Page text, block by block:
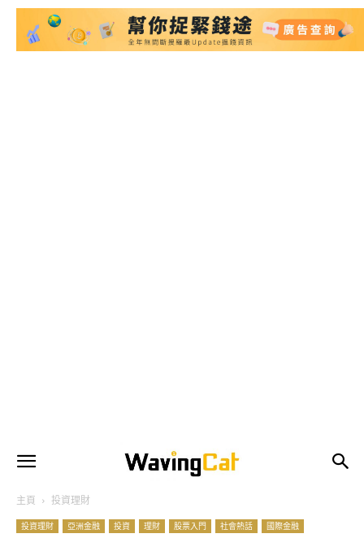
主頁 投資理財
投資理財 亞洲金融 投資 理財 股票入門 社會熱話 國際金融